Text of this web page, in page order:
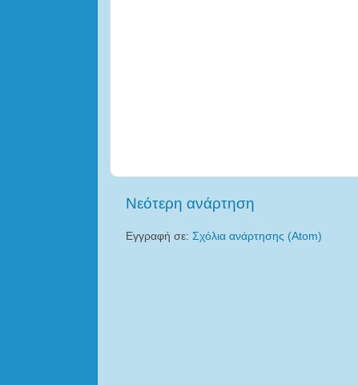
Νεότερη ανάρτηση
Εγγραφή σε: Σχόλια ανάρτησης (Atom)